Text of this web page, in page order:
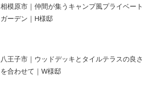
相模原市｜仲間が集うキャンプ風プライベート
ガーデン｜H様邸
八王子市｜ウッドデッキとタイルテラスの良さ
を合わせて｜W様邸